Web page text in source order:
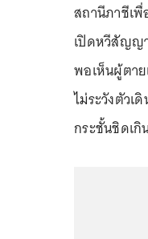
สถานีภาชีเ
เปิดหวีสัญญ
พอเห็นผู้ตาย
ไม่ระวังตัว
กระชั้นชิดเกิ